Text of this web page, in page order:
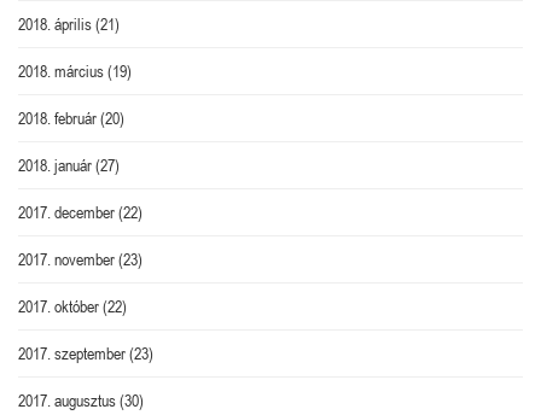
2018. április(21)
2018. március(19)
2018. február(20)
2018. január(27)
2017. december(22)
2017. november(23)
2017. október(22)
2017. szeptember(23)
2017. augusztus(30)